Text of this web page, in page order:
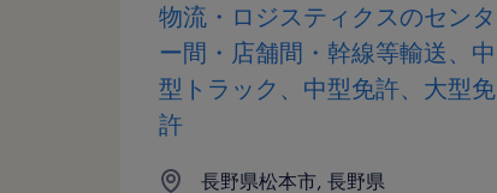
物流・ロジスティクスのセンタ
ー間・店舗間・幹線等輸送、中
型トラック、中型免許、大型免
許
長野県松本市, 長野県